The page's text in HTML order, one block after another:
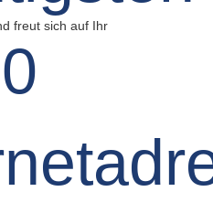
freut sich auf Ihr